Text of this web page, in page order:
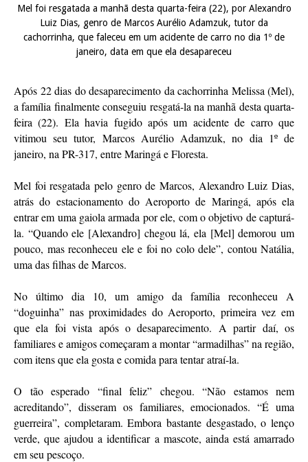
Mel foi resgatada a manhã desta quarta-feira (22), por Alexandro
Luiz Dias, genro de Marcos Aurélio Adamzuk, tutor da
cachorrinha, que faleceu em um acidente de carro no dia 1º de
janeiro, data em que ela desapareceu
Após 22 dias do desaparecimento da cachorrinha Melissa (Mel),
a família finalmente conseguiu resgatá-la na manhã desta quarta-
feira (22). Ela havia fugido após um acidente de carro que
vitimou seu tutor, Marcos Aurélio Adamzuk, no dia 1º de
janeiro, na PR-317, entre Maringá e Floresta.
Mel foi resgatada pelo genro de Marcos, Alexandro Luiz Dias,
atrás do estacionamento do Aeroporto de Maringá, após ela
entrar em uma gaiola armada por ele, com o objetivo de capturá-
la. “Quando ele [Alexandro] chegou lá, ela [Mel] demorou um
pouco, mas reconheceu ele e foi no colo dele”, contou Natália,
uma das filhas de Marcos.
No último dia 10, um amigo da família reconheceu A
“doguinha” nas proximidades do Aeroporto, primeira vez em
que ela foi vista após o desaparecimento. A partir daí, os
familiares e amigos começaram a montar “armadilhas” na região,
com itens que ela gosta e comida para tentar atraí-la.
O tão esperado “final feliz” chegou. “Não estamos nem
acreditando”, disseram os familiares, emocionados. “É uma
guerreira”, completaram. Embora bastante desgastado, o lenço
verde, que ajudou a identificar a mascote, ainda está amarrado
em seu pescoço.